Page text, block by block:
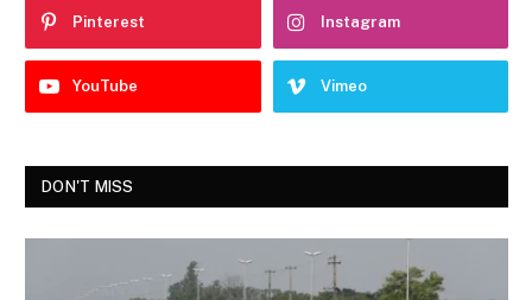
Pinterest Instagram
YouTube Vimeo
DON'T MISS